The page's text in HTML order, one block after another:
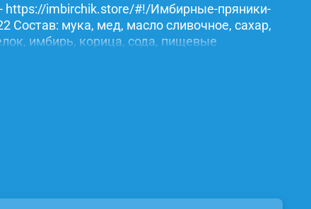
https://imbirchik.store/#!/Имбирные-пряники-
мука, мед, масло сливочное, сахар,
имбирь, корица, сода, пищевые